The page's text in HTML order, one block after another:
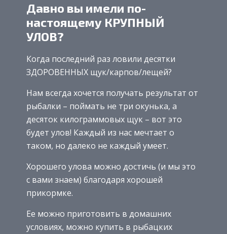
Давно вы имели по-
настоящему КРУПНЫЙ
УЛОВ?
Когда последний раз ловили десятки
ЗДОРОВЕННЫХ щук/карпов/лещей?
Нам всегда хочется получать результат от
рыбалки – поймать не три окунька, а
десяток килограммовых щук – вот это
будет улов! Каждый из нас мечтает о
таком, но далеко не каждый умеет.
Хорошего улова можно достичь (и мы это
с вами знаем) благодаря хорошей
прикормке.
Ее можно приготовить в домашних
условиях, можно купить в рыбацких